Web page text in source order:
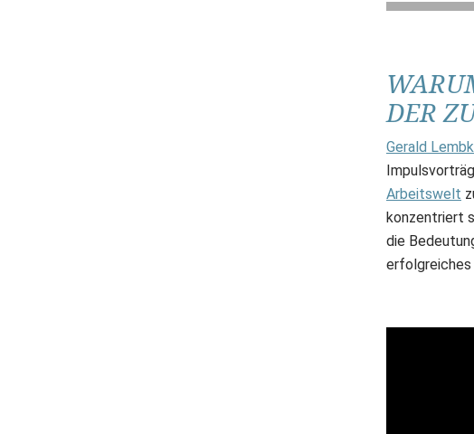
DER
Gerald
Arbeitswelt
konzentriert
die
erfolgreiches